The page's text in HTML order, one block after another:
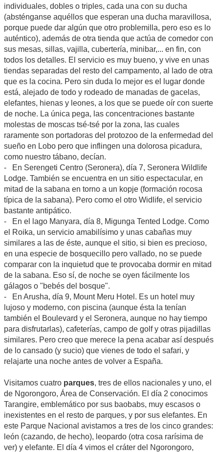
individuales, dobles o triples, cada una con su ducha
(absténganse aquéllos que esperan una ducha maravillosa,
porque puede dar algún que otro problemilla, pero eso es lo
auténtico), además de otra tienda que actúa de comedor con
sus mesas, sillas, vajilla, cubertería, minibar,... en fin, con
todos los detalles. El servicio es muy bueno, y vive en unas
tiendas separadas del resto del campamento, al lado de otra
que es la cocina. Pero sin duda lo mejor es el lugar donde
está, alejado de todo y rodeado de manadas de gacelas,
elefantes, hienas y leones, a los que se puede oír con suerte
de noche. La única pega, las concentraciones bastante
molestas de moscas tsé-tsé por la zona, las cuales
raramente son portadoras del protozoo de la enfermedad del
sueño en Lobo pero que inflingen una dolorosa picadura,
como nuestro tábano, decían.
- En Serengeti Centro (Seronera), día 7, Seronera Wildlife
Lodge. También se encuentra en un sitio espectacular, en
mitad de la sabana en torno a un kopje (formación rocosa
típica de la sabana). Pero como el otro Widlife, el servicio
bastante antipático.
- En el lago Manyara, día 8, Migunga Tented Lodge. Como
el Roika, un servicio amabilísimo y unas cabañas muy
similares a las de éste, aunque el sitio, si bien es precioso,
en una especie de bosquecillo pero vallado, no se puede
comparar con la inquietud que te provocaba dormir en mitad
de la sabana. Eso sí, de noche se oyen fácilmente los
gálagos o "bebés del bosque".
- En Arusha, día 9, Mount Meru Hotel. Es un hotel muy
lujoso y moderno, con piscina (aunque ésta la tenían
también el Boulevard y el Seronera, aunque no hay tiempo
para disfrutarlas), cafeterías, campo de golf y otras pijadillas
similares. Pero creo que merece la pena acabar así después
de lo cansado (y sucio) que vienes de todo el safari, y
relajarte una noche antes de volver a España.
Visitamos cuatro parques, tres de ellos nacionales y uno, el
de Ngorongoro, Área de Conservación. El día 2 conocimos
Tarangire, emblemático por sus baobabs, muy escasos o
inexistentes en el resto de parques, y por sus elefantes. En
este Parque Nacional avistamos a tres de los cinco grandes:
león (cazando, de hecho), leopardo (otra cosa rarísima de
ver) y elefante. El día 4 vimos el cráter del Ngorongoro,